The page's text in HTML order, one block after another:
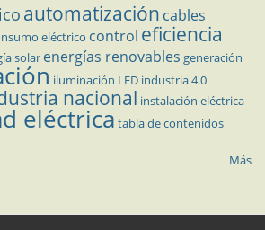
automatización cables
eléctrico control eficiencia
solar energías renovables generación
iluminación LED industria 4.0
nacional instalación eléctrica
eléctrica tabla de contenidos
Más